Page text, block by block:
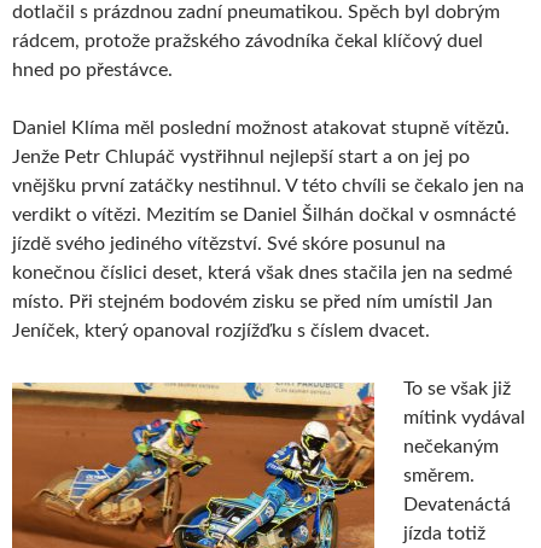
dotlačil s prázdnou zadní pneumatikou. Spěch byl dobrým
rádcem, protože pražského závodníka čekal klíčový duel
hned po přestávce.
Daniel Klíma měl poslední možnost atakovat stupně vítězů.
Jenže Petr Chlupáč vystřihnul nejlepší start a on jej po
vnějšku první zatáčky nestihnul. V této chvíli se čekalo jen na
verdikt o vítězi. Mezitím se Daniel Šilhán dočkal v osmnácté
jízdě svého jediného vítězství. Své skóre posunul na
konečnou číslici deset, která však dnes stačila jen na sedmé
místo. Při stejném bodovém zisku se před ním umístil Jan
Jeníček, který opanoval rozjížďku s číslem dvacet.
To se však již
mítink vydával
nečekaným
směrem.
Devatenáctá
jízda totiž